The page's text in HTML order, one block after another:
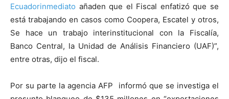
Ecuadorinmediato añaden que el Fiscal enfatizó que se
está trabajando en casos como Coopera, Escatel y otros,
Se hace un trabajo interinstitucional con la Fiscalía,
Banco Central, la Unidad de Análisis Financiero (UAF)”,
entre otras, dijo el fiscal.
Por su parte la agencia AFP informó que se investiga el